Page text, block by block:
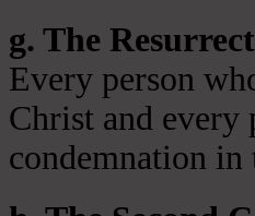
g. The
Every person
Christ and every
condemnation